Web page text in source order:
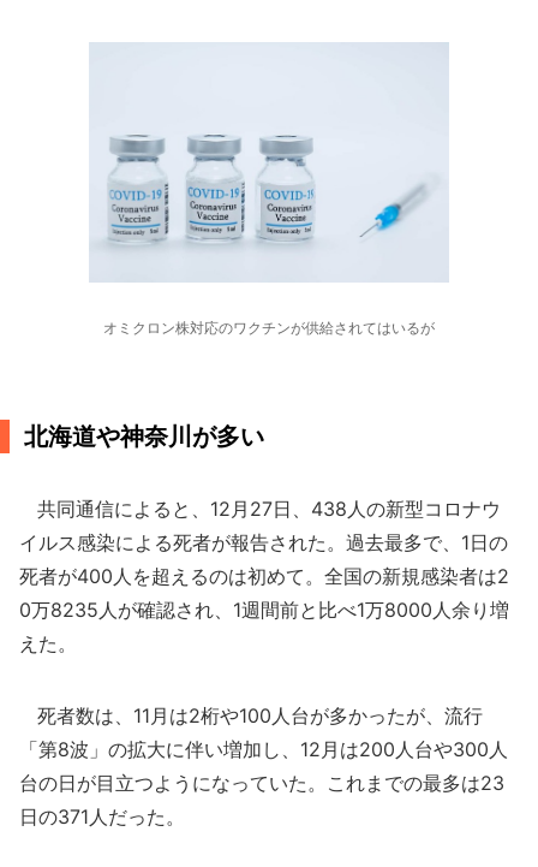
オミクロン株対応のワクチンが供給されてはいるが
北海道や神奈川が多い
共同通信によると、12月27日、438人の新型コロナウ
イルス感染による死者が報告された。過去最多で、1日の
死者が400人を超えるのは初めて。全国の新規感染者は2
0万8235人が確認され、1週間前と比べ1万8000人余り増
えた。
死者数は、11月は2桁や100人台が多かったが、流行
「第8波」の拡大に伴い増加し、12月は200人台や300人
台の日が目立つようになっていた。これまでの最多は23
日の371人だった。